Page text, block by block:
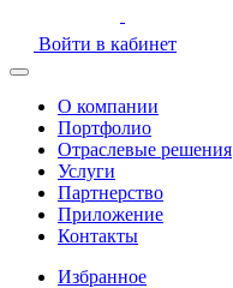
Войти в кабинет
О компании
Портфолио
Отраслевые решения
Услуги
Партнерство
Приложение
Контакты
Избранное